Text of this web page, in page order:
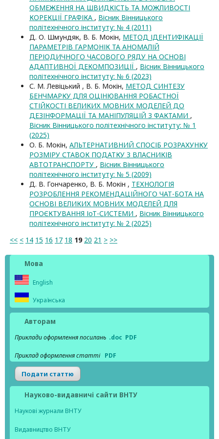
ОБМЕЖЕННЯ НА ШВИДКІСТЬ ТА МОЖЛИВОСТІ
КОРЕКЦІЇ ГРАФІКА , Вісник Вінницького
політехнічного інституту: № 4 (2011)
Д. О. Шмундяк, В. Б. Мокін, МЕТОД ІДЕНТИФІКАЦІЇ
ПАРАМЕТРІВ ГАРМОНІК ТА АНОМАЛІЙ
ПЕРІОДИЧНОГО ЧАСОВОГО РЯДУ НА ОСНОВІ
АДАПТИВНОЇ ДЕКОМПОЗИЦІЇ , Вісник Вінницького
політехнічного інституту: № 6 (2023)
С. М. Левіцький , В. Б. Мокін, МЕТОД СИНТЕЗУ
БЕНЧМАРКУ ДЛЯ ОЦІНЮВАННЯ РОБАСТНОЇ
СТІЙКОСТІ ВЕЛИКИХ МОВНИХ МОДЕЛЕЙ ДО
ДЕЗІНФОРМАЦІЇ ТА МАНІПУЛЯЦІЙ З ФАКТАМИ ,
Вісник Вінницького політехнічного інституту: № 1
(2025)
О. Б. Мокін, АЛЬТЕРНАТИВНИЙ СПОСІБ РОЗРАХУНКУ
РОЗМІРУ СТАВОК ПОДАТКУ З ВЛАСНИКІВ
АВТОТРАНСПОРТУ , Вісник Вінницького
політехнічного інституту: № 5 (2009)
Д. В. Гончаренко, В. Б. Мокін , ТЕХНОЛОГІЯ
РОЗРОБЛЕННЯ РЕКОМЕНДАЦІЙНОГО ЧАТ-БОТА НА
ОСНОВІ ВЕЛИКИХ МОВНИХ МОДЕЛЕЙ ДЛЯ
ПРОЄКТУВАННЯ ІоТ-СИСТЕМИ , Вісник Вінницького
політехнічного інституту: № 2 (2025)
<< < 14 15 16 17 18 19 20 21 > >>
Мова
English
Українська
Авторам
Приклади оформлення посилань .doc PDF
Приклад оформлення статті PDF
Подати статтю
Науково-видавничі сайти ВНТУ
Наукові журнали ВНТУ
Видавництво ВНТУ